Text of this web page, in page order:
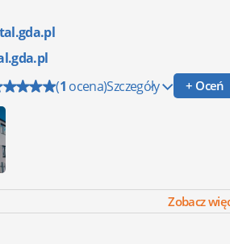
(1 ocena)Szczegóły + Oceń
Zobacz